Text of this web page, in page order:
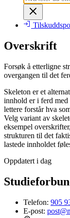
Overskrift
Forsøk å etterligne
overgangen til det
Skeleton er et
innhold er i ferd med
lettere forstår hva
Velg variant av
eksempel
strukturen til det
lastede innholdet
Oppdatert i dag
Telefon: 905
E-post: